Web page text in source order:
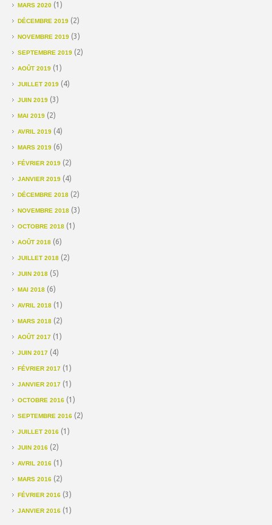
MARS 2020 (1)
DÉCEMBRE 2019 (2)
NOVEMBRE 2019 (3)
SEPTEMBRE 2019 (2)
AOÛT 2019 (1)
JUILLET 2019 (4)
JUIN 2019 (3)
MAI 2019 (2)
AVRIL 2019 (4)
MARS 2019 (6)
FÉVRIER 2019 (2)
JANVIER 2019 (4)
DÉCEMBRE 2018 (2)
NOVEMBRE 2018 (3)
OCTOBRE 2018 (1)
AOÛT 2018 (6)
JUILLET 2018 (2)
JUIN 2018 (5)
MAI 2018 (6)
AVRIL 2018 (1)
MARS 2018 (2)
AOÛT 2017 (1)
JUIN 2017 (4)
FÉVRIER 2017 (1)
JANVIER 2017 (1)
OCTOBRE 2016 (1)
SEPTEMBRE 2016 (2)
JUILLET 2016 (1)
JUIN 2016 (2)
AVRIL 2016 (1)
MARS 2016 (2)
FÉVRIER 2016 (3)
JANVIER 2016 (1)